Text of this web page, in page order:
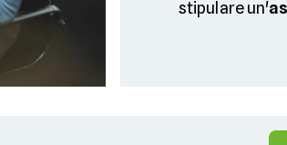
stipulare un'